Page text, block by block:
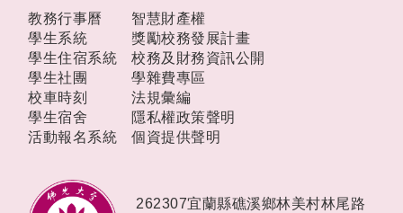
教務行事曆
學生系統
學生住宿系統
學生社團
校車時刻
學生宿舍
活動報名系統
智慧財產權
獎勵校務發展計畫
校務及財務資訊公開
學雜費專區
法規彙編
隱私權政策聲明
個資提供聲明
262307宜蘭縣礁溪鄉林美村林尾路